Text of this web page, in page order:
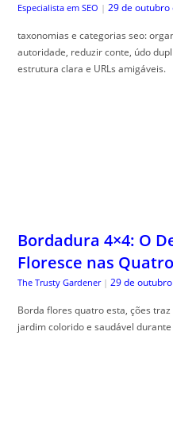
Especialista em SEO | 29 de outubro
taxonomias e categorias seo:
autoridade, reduzir conte, údo
estrutura clara e URLs amigáveis.
Bordadura 4×4: O
Floresce nas
The Trusty Gardener | 29 de
Borda flores quatro esta, ções
jardim colorido e saudável